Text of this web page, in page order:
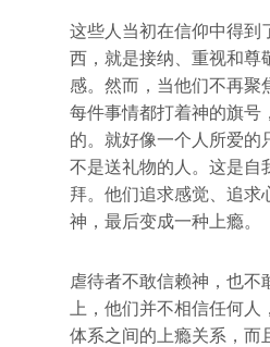
这些人当初在信仰中得到
西，就是接纳、重视和尊
感。然而，当他们不再聚
每件事情都打着神的旗号
的。就好像一个人所爱的
不是送礼物的人。这是自
拜。他们追求感觉、追求
神，最后变成一种上瘾。
虐待者不敢信赖神，也不
上，他们并不相信任何人
体系之间的上瘾关系，而